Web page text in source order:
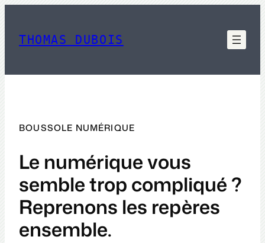
contenu
THOMAS DUBOIS
BOUSSOLE NUMÉRIQUE
Le numérique vous
semble trop compliqué ?
Reprenons les repères
ensemble.